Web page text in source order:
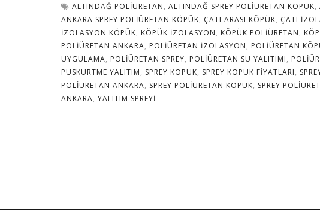
ALTINDAĞ POLIÜRETAN, ALTINDAĞ SPREY POLIÜRETAN KÖPÜK,
ANKARA SPREY POLIÜRETAN KÖPÜK, ÇATI ARASI KÖPÜK, ÇATI
IZOLASYON KÖPÜK, KÖPÜK IZOLASYON, KÖPÜK POLIÜRETAN,
POLIÜRETAN ANKARA, POLIÜRETAN IZOLASYON, POLIÜRETAN
UYGULAMA, POLIÜRETAN SPREY, POLIÜRETAN SU YALITIMI,
PÜSKÜRTME YALITIM, SPREY KÖPÜK, SPREY KÖPÜK FIYATLARI,
POLIÜRETAN ANKARA, SPREY POLIÜRETAN KÖPÜK, SPREY
ANKARA, YALITIM SPREYI